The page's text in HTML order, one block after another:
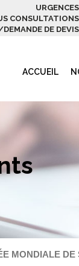
URGENCES
CONSULTATIONS
DE DEVIS
ACCUEIL
MONDIALE DE